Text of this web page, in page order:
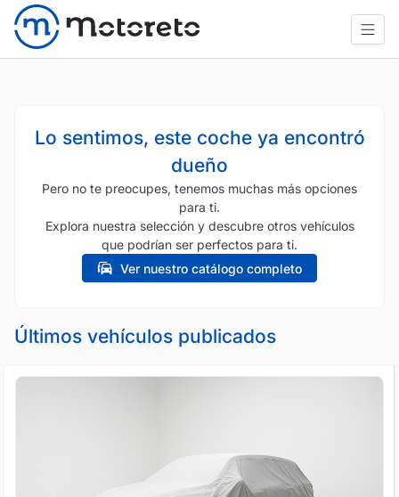
Lo sentimos, este coche ya encontró
dueño
Pero no te preocupes, tenemos muchas más opciones
para ti.
Explora nuestra selección y descubre otros vehículos
que podrían ser perfectos para ti.
Ver nuestro catálogo completo
Últimos vehículos publicados